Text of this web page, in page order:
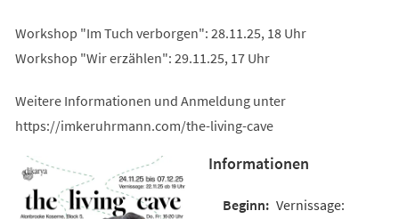
Workshop "Im Tuch verborgen": 28.11.25, 18 Uhr
Workshop "Wir erzählen": 29.11.25, 17 Uhr
Weitere Informationen und Anmeldung unter
https://imkeruhrmann.com/the-living-cave
Informationen
Vernissage: